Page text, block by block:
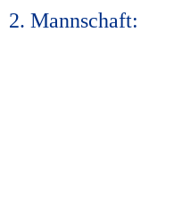
2. Mannschaft: